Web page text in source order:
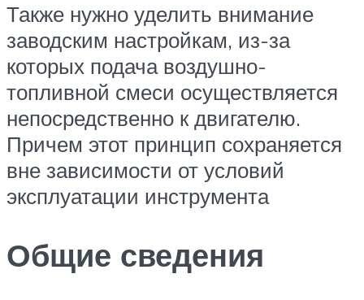
Также нужно уделить внимание
заводским настройкам, из-за
которых подача воздушно-
топливной смеси осуществляется
непосредственно к двигателю.
Причем этот принцип сохраняется
вне зависимости от условий
эксплуатации инструмента
Общие сведения